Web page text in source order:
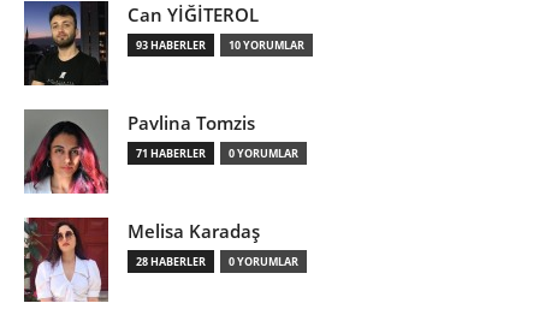
Can YİĞİTEROL
93 HABERLER 10 YORUMLAR
Pavlina Tomzis
71 HABERLER 0 YORUMLAR
Melisa Karadaş
28 HABERLER 0 YORUMLAR